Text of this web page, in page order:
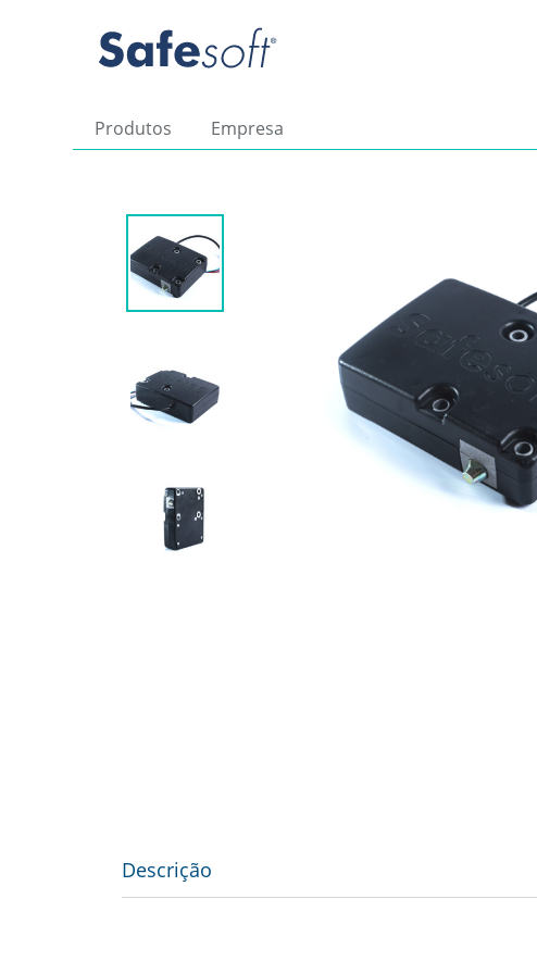
Produtos Empresa
Descrição